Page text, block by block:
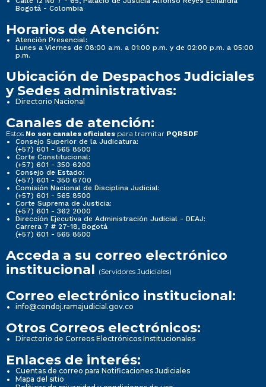
Bogotá - Colombia
Horarios de Atención:
Atención Presencial:
Lunes a Viernes de 08:00 a.m. a 01:00 p.m. y de 02:00 p.m. a 05:00
p.m.
Ubicación de Despachos Judiciales
y Sedes administrativas:
Directorio Nacional
Canales de atención:
Estos No son canales oficiales para tramitar PQRSDF
Consejo Superior de la Judicatura:
(+57) 601 - 565 8500
Corte Constitucional:
(+57) 601 - 350 6200
Consejo de Estado:
(+57) 601 - 350 6700
Comisión Nacional de Disciplina Judicial:
(+57) 601 - 565 8500
Corte Suprema de Justicia:
(+57) 601 - 362 2000
Dirección Ejecutiva de Administración Judicial - DEAJ:
Carrera 7 # 27-18, Bogotá
(+57) 601 - 565 8500
Acceda a su correo electrónico
institucional (Servidores Judiciales)
Correo electrónico institucional:
info@cendoj.ramajudicial.gov.co
Otros Correos electrónicos:
Directorio de Correos Electrónicos Institucionales
Enlaces de interés:
Cuentas de correo para Notificaciones Judiciales
Mapa del sitio